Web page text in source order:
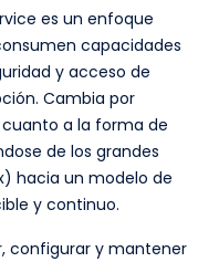
es un enfoque
capacidades
y acceso de
Cambia por
a la forma de
de los grandes
hacia un modelo de
y continuo.
configurar y mantener